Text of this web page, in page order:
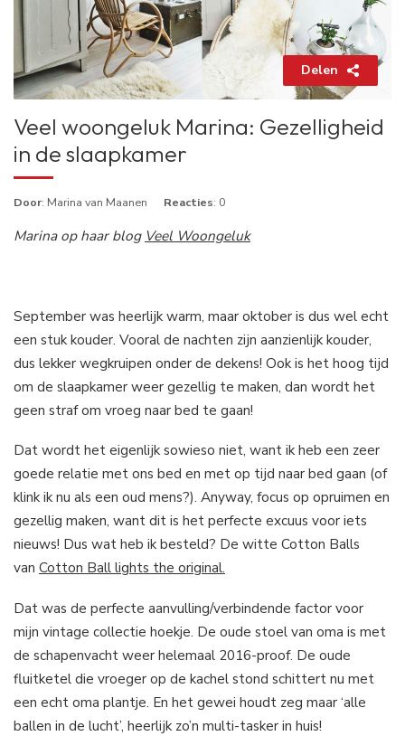
Delen
Veel woongeluk Marina: Gezelligheid
in de slaapkamer
Door: Marina van Maanen Reacties: 0
Marina op haar blog Veel Woongeluk
September was heerlijk warm, maar oktober is dus wel echt
een stuk kouder. Vooral de nachten zijn aanzienlijk kouder,
dus lekker wegkruipen onder de dekens! Ook is het hoog tijd
om de slaapkamer weer gezellig te maken, dan wordt het
geen straf om vroeg naar bed te gaan!
Dat wordt het eigenlijk sowieso niet, want ik heb een zeer
goede relatie met ons bed en met op tijd naar bed gaan (of
klink ik nu als een oud mens?). Anyway, focus op opruimen en
gezellig maken, want dit is het perfecte excuus voor iets
nieuws! Dus wat heb ik besteld? De witte Cotton Balls
van Cotton Ball lights the original.
Dat was de perfecte aanvulling/verbindende factor voor
mijn vintage collectie hoekje. De oude stoel van oma is met
de schapenvacht weer helemaal 2016-proof. De oude
fluitketel die vroeger op de kachel stond schittert nu met
een echt oma plantje. En het gewei houdt zeg maar ‘alle
ballen in de lucht’, heerlijk zo’n multi-tasker in huis!